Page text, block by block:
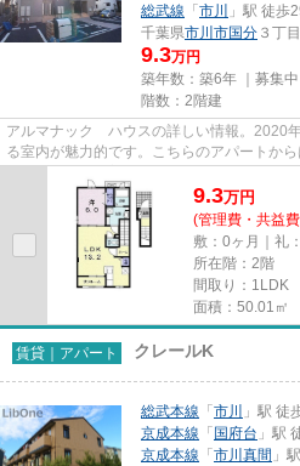
総武線 「 市川
」駅 徒歩
千葉県市川市国分 ３丁目
9.3万円
築年数：築6年 ｜募集中
階数：2階建
アルマナック ハウスの詳しい情報。2020
る室内が魅力的です。こちらのアパートか
9.3万円
(管理費・共益
敷：0ヶ月｜礼
所在階：2階
間取り：1LDK
面積：50.01㎡
賃貸｜アパート クレールK
総武本線 「 市川
」駅 徒
京成本線 「 国府台 」駅
京成本線 「 市川真間 」